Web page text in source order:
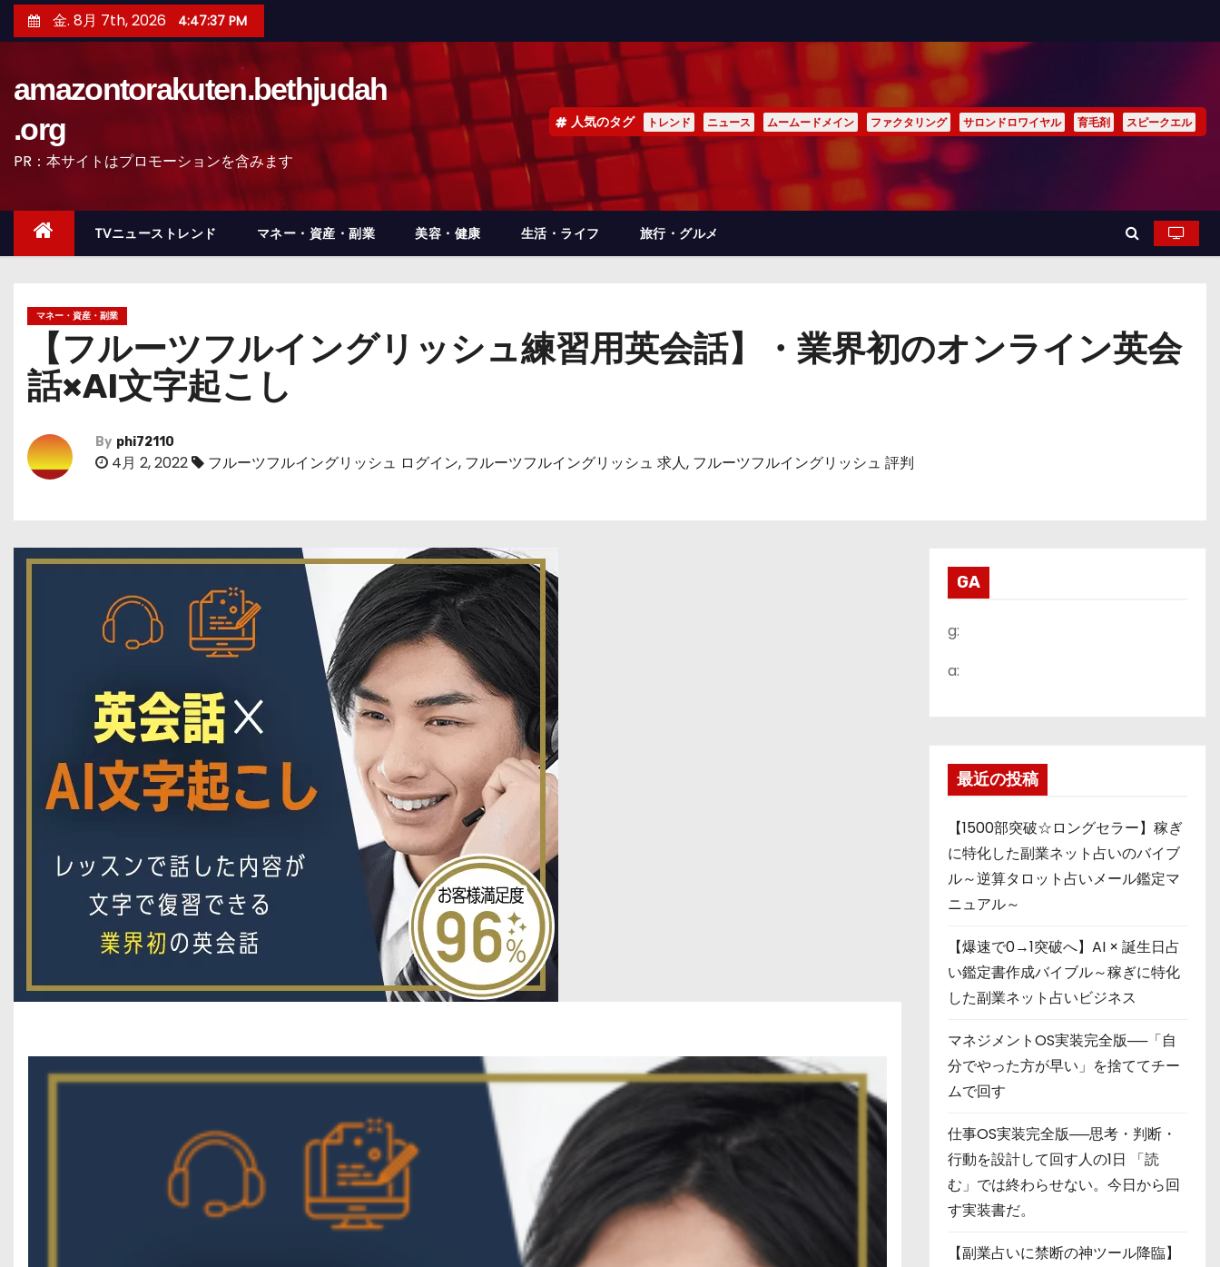
ン
ッ
金. 8月 7th, 2026 4:47:38 PM
amazontorakuten.bethjudah
.org
PR：本サイトはプロモーションを含みます
人気のタグ トレンド ニュース ムームードメイン ファクタリング サロンドロワイヤル 育毛剤 スピークエル
TVニューストレンド マネー・資産・副業 美容・健康 生活・ライフ 旅行・グルメ
マネー・資産・副業
【フルーツフルイングリッシュ練習用英会話】・業界初のオンライン英会
話×AI文字起こし
By phi72110
4月 2, 2022 フルーツフルイングリッシュ ログイン, フルーツフルイングリッシュ 求人, フルーツフルイングリッシュ 評判
GA
g:
a:
最近の投稿
【1500部突破☆ロングセラー】稼ぎ
に特化した副業ネット占いのバイブ
ル～逆算タロット占いメール鑑定マ
ニュアル～
【爆速で0→1突破へ】AI × 誕生日占
い鑑定書作成バイブル～稼ぎに特化
した副業ネット占いビジネス
マネジメントOS実装完全版──「自
分でやった方が早い」を捨ててチー
ムで回す
仕事OS実装完全版──思考・判断・
行動を設計して回す人の1日 「読
む」では終わらせない。今日から回
す実装書だ。
【副業占いに禁断の神ツール降臨】